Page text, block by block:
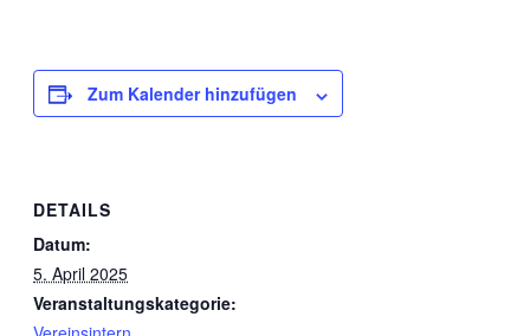
Zum Kalender hinzufügen
DETAILS
Datum:
5. April 2025
Veranstaltungskategorie: